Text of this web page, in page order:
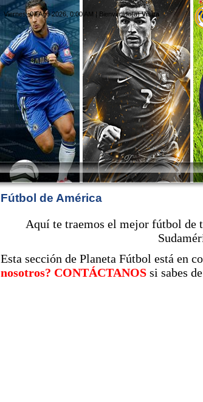
Viernes, 07 Ago 2026, 0:00 AM | Bienvenido(a) Visita
Fútbol de América
Aquí te traemos el mejor fútbol de
Esta sección de Planeta Fútbol está en
nosotros? CONTÁCTANOS si sabes